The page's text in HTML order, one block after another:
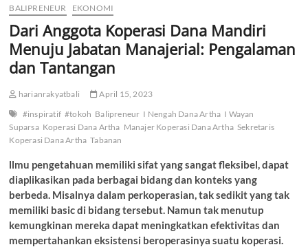
BALIPRENEUR EKONOMI
Dari Anggota Koperasi Dana Mandiri
Menuju Jabatan Manajerial: Pengalaman
dan Tantangan
harianrakyatbali
April 15, 2023
#inspiratif #tokoh Balipreneur I Nengah Dana Artha I Wayan
Suparsa Koperasi Dana Artha Manajer Koperasi Dana Artha Sekretaris
Koperasi Dana Artha Tabanan
llmu pengetahuan memiliki sifat yang sangat fleksibel, dapat
diaplikasikan pada berbagai bidang dan konteks yang
berbeda. Misalnya dalam perkoperasian, tak sedikit yang tak
memiliki basic di bidang tersebut. Namun tak menutup
kemungkinan mereka dapat meningkatkan efektivitas dan
mempertahankan eksistensi beroperasinya suatu koperasi.